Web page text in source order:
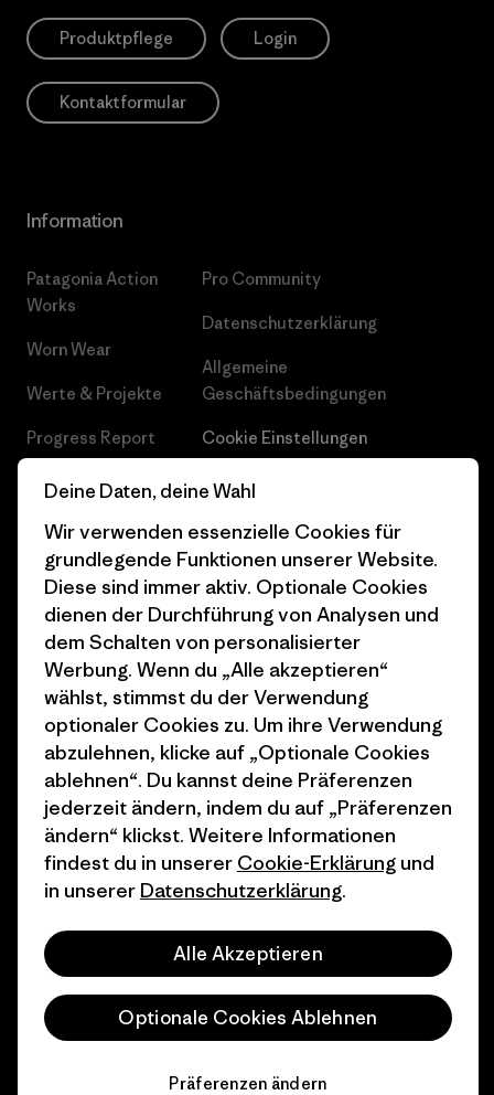
Produktpflege Login
Kontaktformular
Information
Patagonia Action
Works
Worn Wear
Werte & Projekte
Progress Report
Business Unusual
Klimaziele
1% For The Planet
Wie wir finanzieren
Geschenkgutscheine
Stores in deiner
Nähe
Pro Community
Datenschutzerklärung
Allgemeine
Geschäftsbedingungen
Cookie Einstellungen
Karriere
Pressekontakt
Industry program
Affiliate-Programm
Patagonia Deutschland
Seitenverzeichnis
© 2026 Patagonia, Inc. All Rights Reserved.
Deutsch
Deine Daten, deine Wahl
Wir verwenden essenzielle Cookies für
grundlegende Funktionen unserer Website.
Diese sind immer aktiv. Optionale Cookies
dienen der Durchführung von Analysen und
dem Schalten von personalisierter
Werbung. Wenn du „Alle akzeptieren“
wählst, stimmst du der Verwendung
optionaler Cookies zu. Um ihre Verwendung
abzulehnen, klicke auf „Optionale Cookies
ablehnen“. Du kannst deine Präferenzen
jederzeit ändern, indem du auf „Präferenzen
ändern“ klickst. Weitere Informationen
findest du in unserer Cookie-Erklärung und
in unserer Datenschutzerklärung.
Alle Akzeptieren
Optionale Cookies Ablehnen
Präferenzen ändern